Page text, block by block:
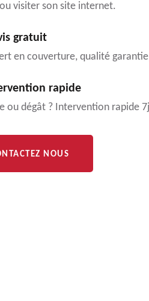
visiter son site internet.
gratuit
en couverture, qualité
rapide
ou dégât ? Intervention rapide
NOUS